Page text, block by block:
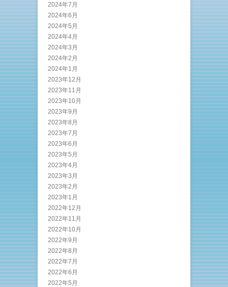
2024年7月
2024年6月
2024年5月
2024年4月
2024年3月
2024年2月
2024年1月
2023年12月
2023年11月
2023年10月
2023年9月
2023年8月
2023年7月
2023年6月
2023年5月
2023年4月
2023年3月
2023年2月
2023年1月
2022年12月
2022年11月
2022年10月
2022年9月
2022年8月
2022年7月
2022年6月
2022年5月